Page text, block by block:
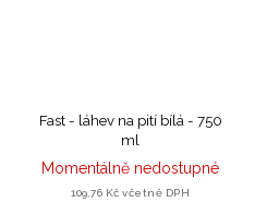
Fast - láhev na pití bílá - 750
ml
Momentálně nedostupné
109,76 Kč včetně DPH